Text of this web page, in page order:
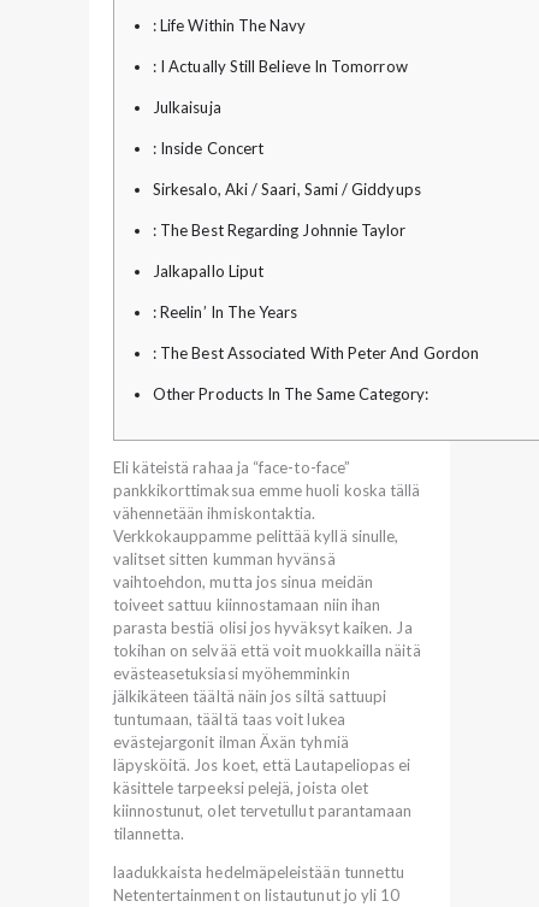
: Life Within The Navy
: I Actually Still Believe In Tomorrow
Julkaisuja
: Inside Concert
Sirkesalo, Aki / Saari, Sami / Giddyups
: The Best Regarding Johnnie Taylor
Jalkapallo Liput
: Reelin’ In The Years
: The Best Associated With Peter And Gordon
Other Products In The Same Category:
Eli käteistä rahaa ja “face-to-face”
pankkikorttimaksua emme huoli koska tällä
vähennetään ihmiskontaktia.
Verkkokauppamme pelittää kyllä sinulle,
valitset sitten kumman hyvänsä
vaihtoehdon, mutta jos sinua meidän
toiveet sattuu kiinnostamaan niin ihan
parasta bestiä olisi jos hyväksyt kaiken. Ja
tokihan on selvää että voit muokkailla näitä
evästeasetuksiasi myöhemminkin
jälkikäteen täältä näin jos siltä sattuupi
tuntumaan, täältä taas voit lukea
evästejargonit ilman Äxän tyhmiä
läpysköitä. Jos koet, että Lautapeliopas ei
käsittele tarpeeksi pelejä, joista olet
kiinnostunut, olet tervetullut parantamaan
tilannetta.
laadukkaista hedelmäpeleistään tunnettu
Netentertainment on listautunut jo yli 10